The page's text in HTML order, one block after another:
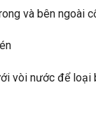
và bên ngoài
vòi nước để loại